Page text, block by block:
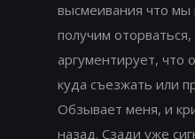
высмеивания что мы
получим
аргументирует, что
куда съезжать или
Обзывает меня, и
назад. Сзади уже